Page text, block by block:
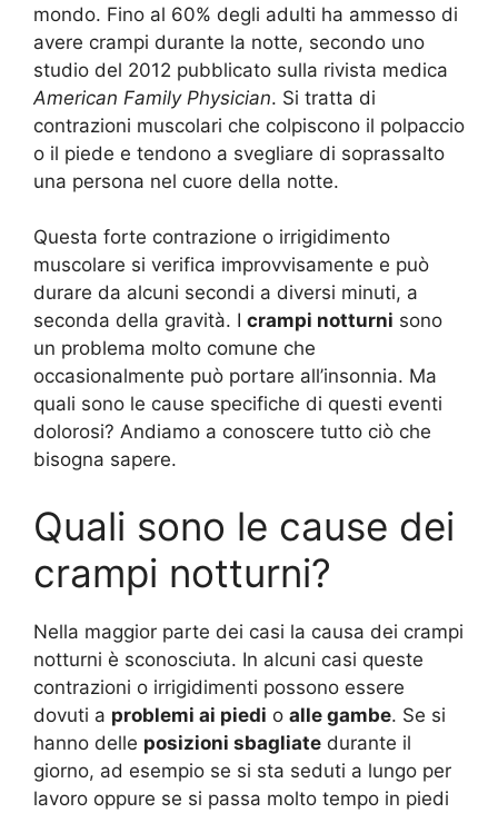
mondo. Fino al 60% degli adulti ha ammesso di
avere crampi durante la notte, secondo uno
studio del 2012 pubblicato sulla rivista medica
American Family Physician. Si tratta di
contrazioni muscolari che colpiscono il polpaccio
o il piede e tendono a svegliare di soprassalto
una persona nel cuore della notte.
Questa forte contrazione o irrigidimento
muscolare si verifica improvvisamente e può
durare da alcuni secondi a diversi minuti, a
seconda della gravità. I crampi notturni sono
un problema molto comune che
occasionalmente può portare all’insonnia. Ma
quali sono le cause specifiche di questi eventi
dolorosi? Andiamo a conoscere tutto ciò che
bisogna sapere.
Quali sono le cause dei
crampi notturni?
Nella maggior parte dei casi la causa dei crampi
notturni è sconosciuta. In alcuni casi queste
contrazioni o irrigidimenti possono essere
dovuti a problemi ai piedi o alle gambe. Se si
hanno delle posizioni sbagliate durante il
giorno, ad esempio se si sta seduti a lungo per
lavoro oppure se si passa molto tempo in piedi